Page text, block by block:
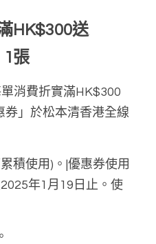
HK$300送
1張
消費折實滿HK$300
券」於松本清香港全線
積使用)。|優惠券使用
年1月19日止。使